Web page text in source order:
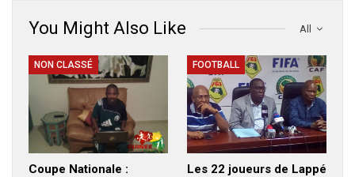
All
You Might Also Like
NON CLASSÉ
Coupe Nationale :
FOOTBALL
Les 22 joueurs de Lappé